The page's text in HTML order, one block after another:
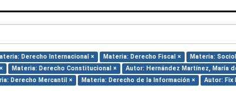
Derecho Internacional × Materia: Derecho Fiscal × Materia:
Materia: Derecho Constitucional × Autor: Hernández Martínez, María
Derecho Mercantil × Materia: Derecho de la Información × Autor: Fix